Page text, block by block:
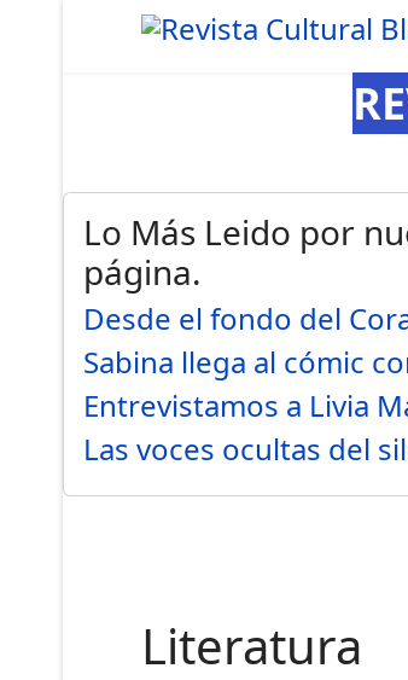
Lo Más Leido por
página.
Desde el fondo del
Sabina llega al cómic
Entrevistamos a Livia
Las voces ocultas del
Literatura